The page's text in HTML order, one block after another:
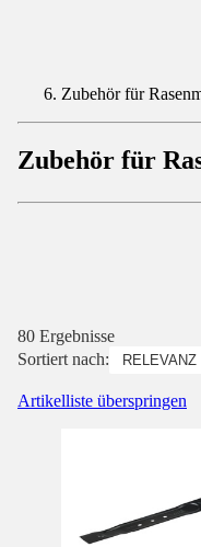
Zubehör für
Zubehör für
80 Ergebnisse
Sortiert nach:
Artikelliste überspringen